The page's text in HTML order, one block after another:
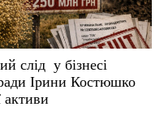
слід у бізнесі
Ірини Костюшко
активи